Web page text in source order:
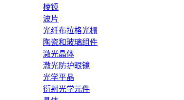
棱镜
波片
光纤布拉格光栅
陶瓷和玻璃组件
激光晶体
激光防护眼镜
光学平晶
衍射光学元件